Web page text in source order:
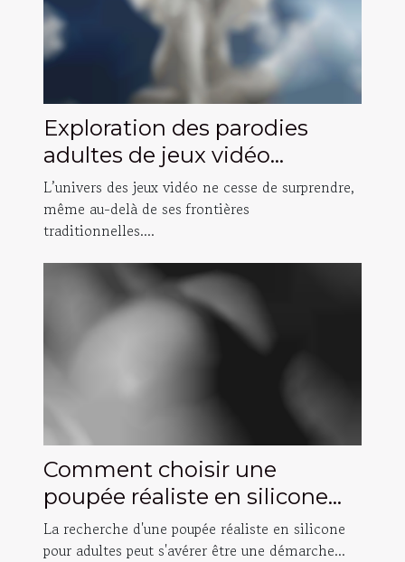
Exploration des parodies
adultes de jeux vidéo
populaires
L’univers des jeux vidéo ne cesse de surprendre,
même au-delà de ses frontières
traditionnelles....
Comment choisir une
poupée réaliste en silicone
pour adultes
La recherche d'une poupée réaliste en silicone
pour adultes peut s'avérer être une démarche...